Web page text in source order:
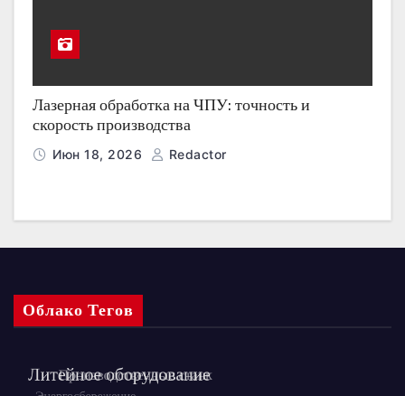
Лазерная обработка на ЧПУ: точность и
скорость производства
Июн 18, 2026 Redactor
Облако Тегов